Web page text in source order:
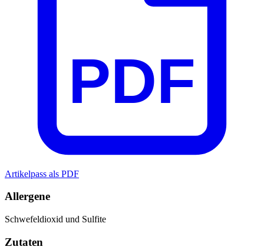
PDF
Artikelpass als PDF
Allergene
Schwefeldioxid und Sulfite
Zutaten